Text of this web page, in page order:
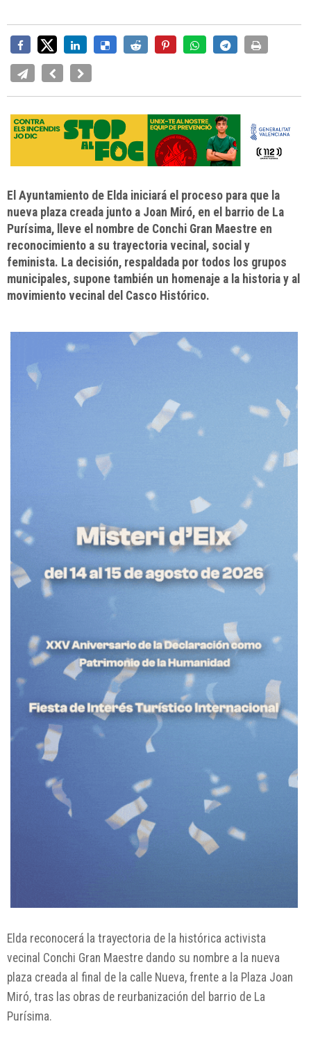
El Ayuntamiento de Elda iniciará el proceso para que la
nueva plaza creada junto a Joan Miró, en el barrio de La
Purísima, lleve el nombre de Conchi Gran Maestre en
reconocimiento a su trayectoria vecinal, social y
feminista. La decisión, respaldada por todos los grupos
municipales, supone también un homenaje a la historia y al
movimiento vecinal del Casco Histórico.
Elda reconocerá la trayectoria de la histórica activista
vecinal Conchi Gran Maestre dando su nombre a la nueva
plaza creada al final de la calle Nueva, frente a la Plaza Joan
Miró, tras las obras de reurbanización del barrio de La
Purísima.